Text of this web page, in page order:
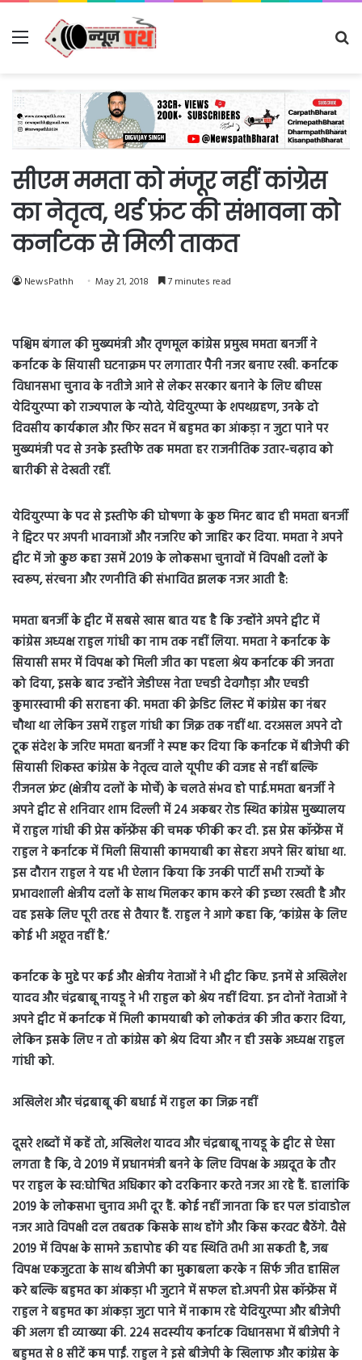
Menu
सीएम ममता को मंजूर नहीं कांग्रेस
का नेतृत्व, थर्ड फ्रंट की संभावना को
कर्नाटक से मिली ताकत
NewsPathh May 21, 2018 7 minutes read
पश्चिम बंगाल की मुख्यमंत्री और तृणमूल कांग्रेस प्रमुख ममता बनर्जी ने
कर्नाटक के सियासी घटनाक्रम पर लगातार पैनी नजर बनाए रखी. कर्नाटक
विधानसभा चुनाव के नतीजे आने से लेकर सरकार बनाने के लिए बीएस
येदियुरप्पा को राज्यपाल के न्योते, येदियुरप्पा के शपथग्रहण, उनके दो
दिवसीय कार्यकाल और फिर सदन में बहुमत का आंकड़ा न जुटा पाने पर
मुख्यमंत्री पद से उनके इस्तीफे तक ममता हर राजनीतिक उतार-चढ़ाव को
बारीकी से देखती रहीं.
येदियुरप्पा के पद से इस्तीफे की घोषणा के कुछ मिनट बाद ही ममता बनर्जी
ने ट्विटर पर अपनी भावनाओं और नजरिए को जाहिर कर दिया. ममता ने अपने
ट्वीट में जो कुछ कहा उसमें 2019 के लोकसभा चुनावों में विपक्षी दलों के
स्वरूप, संरचना और रणनीति की संभावित झलक नजर आती है:
ममता बनर्जी के ट्वीट में सबसे खास बात यह है कि उन्होंने अपने ट्वीट में
कांग्रेस अध्यक्ष राहुल गांधी का नाम तक नहीं लिया. ममता ने कर्नाटक के
सियासी समर में विपक्ष को मिली जीत का पहला श्रेय कर्नाटक की जनता
को दिया, इसके बाद उन्होंने जेडीएस नेता एचडी देवगौड़ा और एचडी
कुमारस्वामी की सराहना की. ममता की क्रेडिट लिस्ट में कांग्रेस का नंबर
चौथा था लेकिन उसमें राहुल गांधी का जिक्र तक नहीं था. दरअसल अपने दो
टूक संदेश के जरिए ममता बनर्जी ने स्पष्ट कर दिया कि कर्नाटक में बीजेपी की
सियासी शिकस्त कांग्रेस के नेतृत्व वाले यूपीए की वजह से नहीं बल्कि
रीजनल फ्रंट (क्षेत्रीय दलों के मोर्चे) के चलते संभव हो पाई.ममता बनर्जी ने
अपने ट्वीट से शनिवार शाम दिल्ली में 24 अकबर रोड स्थित कांग्रेस मुख्यालय
में राहुल गांधी की प्रेस कॉन्फ्रेंस की चमक फीकी कर दी. इस प्रेस कॉन्फ्रेंस में
राहुल ने कर्नाटक में मिली सियासी कामयाबी का सेहरा अपने सिर बांधा था.
इस दौरान राहुल ने यह भी ऐलान किया कि उनकी पार्टी सभी राज्यों के
प्रभावशाली क्षेत्रीय दलों के साथ मिलकर काम करने की इच्छा रखती है और
वह इसके लिए पूरी तरह से तैयार हैं. राहुल ने आगे कहा कि, ‘कांग्रेस के लिए
कोई भी अछूत नहीं है.’
कर्नाटक के मुद्दे पर कई और क्षेत्रीय नेताओं ने भी ट्वीट किए. इनमें से अखिलेश
यादव और चंद्रबाबू नायडू ने भी राहुल को श्रेय नहीं दिया. इन दोनों नेताओं ने
अपने ट्वीट में कर्नाटक में मिली कामयाबी को लोकतंत्र की जीत करार दिया,
लेकिन इसके लिए न तो कांग्रेस को श्रेय दिया और न ही उसके अध्यक्ष राहुल
गांधी को.
अखिलेश और चंद्रबाबू की बधाई में राहुल का जिक्र नहीं
दूसरे शब्दों में कहें तो, अखिलेश यादव और चंद्रबाबू नायडू के ट्वीट से ऐसा
लगता है कि, वे 2019 में प्रधानमंत्री बनने के लिए विपक्ष के अग्रदूत के तौर
पर राहुल के स्व:घोषित अधिकार को दरकिनार करते नजर आ रहे हैं. हालांकि
2019 के लोकसभा चुनाव अभी दूर हैं. कोई नहीं जानता कि हर पल डांवाडोल
नजर आते विपक्षी दल तबतक किसके साथ होंगे और किस करवट बैठेंगे. वैसे
2019 में विपक्ष के सामने ऊहापोह की यह स्थिति तभी आ सकती है, जब
विपक्ष एकजुटता के साथ बीजेपी का मुकाबला करके न सिर्फ जीत हासिल
करे बल्कि बहुमत का आंकड़ा भी जुटाने में सफल हो.अपनी प्रेस कॉन्फ्रेंस में
राहुल ने बहुमत का आंकड़ा जुटा पाने में नाकाम रहे येदियुरप्पा और बीजेपी
की अलग ही व्याख्या की. 224 सदस्यीय कर्नाटक विधानसभा में बीजेपी ने
बहुमत से 8 सीटें कम पाईं. राहुल ने इसे बीजेपी के खिलाफ और कांग्रेस के